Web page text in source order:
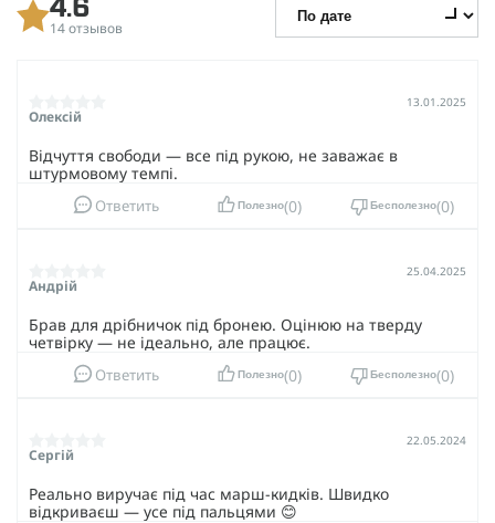
4.6
14 отзывов
Олексій
13.01.2025
Відчуття свободи — все під рукою, не заважає в
штурмовому темпі.
Ответить Полезно 0 Бесполезно 0
Андрій
25.04.2025
Брав для дрібничок під бронею. Оцінюю на тверду
четвірку — не ідеально, але працює.
Ответить Полезно 0 Бесполезно 0
Сергій
22.05.2024
Реально виручає під час марш-кидків. Швидко
відкриваєш — усе під пальцями 😊